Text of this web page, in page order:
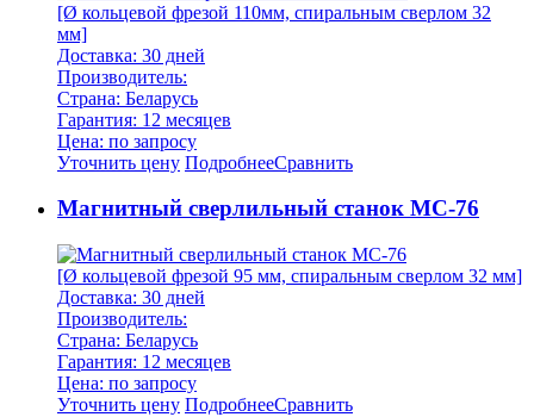
[Ø кольцевой фрезой 110мм, спиральным сверлом 32
мм]
Доставка: 30 дней
Производитель:
Страна: Беларусь
Гарантия: 12 месяцев
Цена: по запросу
Уточнить цену ПодробнееСравнить
Магнитный сверлильный станок MC-76
[Ø кольцевой фрезой 95 мм, спиральным сверлом 32 мм]
Доставка: 30 дней
Производитель:
Страна: Беларусь
Гарантия: 12 месяцев
Цена: по запросу
Уточнить цену ПодробнееСравнить